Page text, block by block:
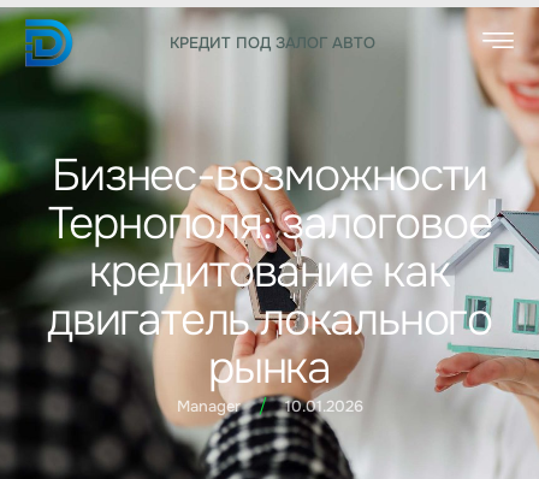
КРЕДИТ ПОД ЗАЛОГ АВТО
Бизнес-возможности
Тернополя: залоговое
кредитование как
двигатель локального
рынка
Manager / 10.01.2026